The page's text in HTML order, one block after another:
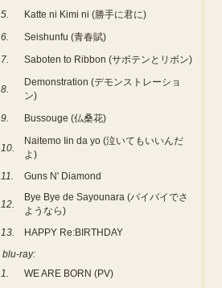
5.
Katte ni Kimi ni (勝手に君に)
6.
Seishunfu (青春賦)
7.
Saboten to Ribbon (サボテンとリボン)
8.
Demonstration (デモンストレーショ
ン)
9.
Bussouge (仏桑花)
10.
Naitemo Iin da yo (泣いてもいいんだ
よ)
11.
Guns N' Diamond
12.
Bye Bye de Sayounara (バイバイでさ
ようなら)
13.
HAPPY Re:BIRTHDAY
blu-ray:
1.
WE ARE BORN (PV)